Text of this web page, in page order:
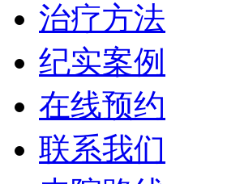
治疗方法
纪实案例
在线预约
联系我们